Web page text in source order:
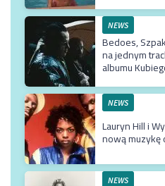
NEWS
Bedoes,
na jednym
albumu
NEWS
Lauryn Hill i
nową muzykę
NEWS